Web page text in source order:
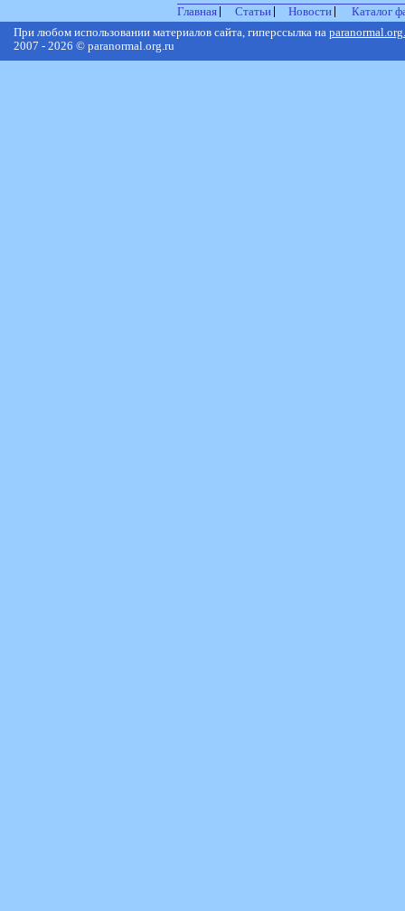
Главная Статьи Новости
Каталог
При любом использовании материалов сайта, гиперссылка на
2007 - 2026 © paranormal.org.ru